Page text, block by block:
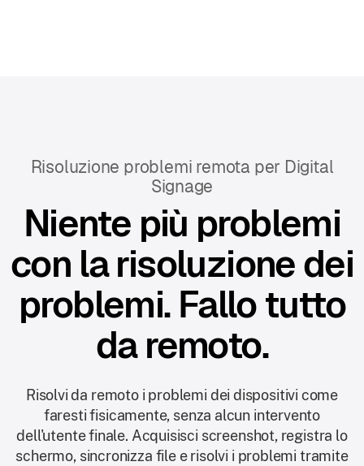
Risoluzione problemi remota per Digital
Signage
Niente più problemi
con la risoluzione dei
problemi. Fallo tutto
da remoto.
Risolvi da remoto i problemi dei dispositivi come
faresti fisicamente, senza alcun intervento
dell'utente finale. Acquisisci screenshot, registra lo
schermo, sincronizza file e risolvi i problemi tramite